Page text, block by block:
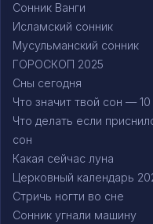
Сонник Ванги
Исламский сонник
Мусульманский сонник
ГОРОСКОП 2025
Сны сегодня
Что значит твой сон —
Что делать если
сон
Какая сейчас луна
Церковный календарь
Стричь ногти во сне
Сонник угнали машину